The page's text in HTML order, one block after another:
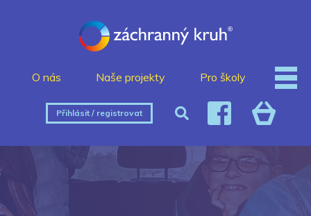
O nás Naše projekty Pro školy
Přihlásit / registrovat